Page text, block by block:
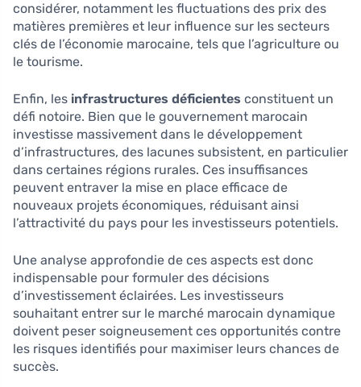
considérer, notamment les fluctuations des prix des
matières premières et leur influence sur les secteurs
clés de l’économie marocaine, tels que l’agriculture ou
le tourisme.
Enfin, les infrastructures déficientes constituent un
défi notoire. Bien que le gouvernement marocain
investisse massivement dans le développement
d’infrastructures, des lacunes subsistent, en particulier
dans certaines régions rurales. Ces insuffisances
peuvent entraver la mise en place efficace de
nouveaux projets économiques, réduisant ainsi
l’attractivité du pays pour les investisseurs potentiels.
Une analyse approfondie de ces aspects est donc
indispensable pour formuler des décisions
d’investissement éclairées. Les investisseurs
souhaitant entrer sur le marché marocain dynamique
doivent peser soigneusement ces opportunités contre
les risques identifiés pour maximiser leurs chances de
succès.